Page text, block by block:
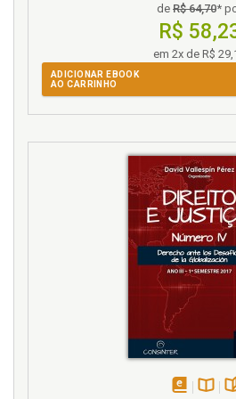
Stella Matias de Araújo e
C
Camilo Zufelato. A
vinculação pelo Supremo
Carla Carrubba. O papel do
busca da autonomia dos
Célia Barbosa Abreu. A
internações involuntária
dependente químico. Célia
Manuel Val, p. 401
Cidadania. Saúde e
da saúde. Mauro Serapioni, p.
CNJ. A Recomendação 31 do
pelo Supremo Tribunal
Zufelato e Nubia Regina
na busca da autonomia dos
de R$ 64,70*
R$
em 2x de R$
ADICIONAR EBOOK
AO CARRINHO